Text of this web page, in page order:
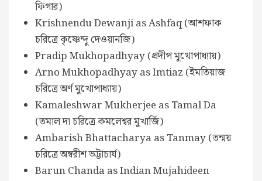
ফিগার)
Krishnendu Dewanji as Ashfaq (আশফাক
চরিত্রে কৃষ্ণেন্দু দেওয়ানজি)
Pradip Mukhopadhyay (প্রদীপ মুখোপাধ্যায়)
Arno Mukhopadhyay as Imtiaz (ইমতিয়াজ
চরিত্রে অর্ণ মুখোপাধ্যায়)
Kamaleshwar Mukherjee as Tamal Da
(তমাল দা চরিত্রে কমলেশ্বর মুখার্জি)
Ambarish Bhattacharya as Tanmay (তন্ময়
চরিত্রে অম্বরীশ ভট্টাচার্য)
Barun Chanda as Indian Mujahideen